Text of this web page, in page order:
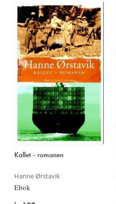
Kallet - romanen
Hanne Ørstavik
Ebok